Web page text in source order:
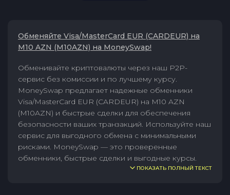
Обменяйте Visa/MasterCard EUR (CARDEUR) на
M10 AZN (M10AZN) на MoneySwap!
Обменивайте криптовалюты через наш P2P-
сервис без комиссии и по лучшему курсу.
MoneySwap предлагает надежные обменники
Visa/MasterCard EUR (CARDEUR) на M10 AZN
(M10AZN) и быстрые сделки для обеспечения
безопасности ваших транзакций. Используйте наш
сервис для выгодного обмена с минимальными
рисками. MoneySwap — это проверенные
обменники, быстрые сделки и выгодные курсы.
ПОКАЗАТЬ ПОЛНЫЙ ТЕКСТ